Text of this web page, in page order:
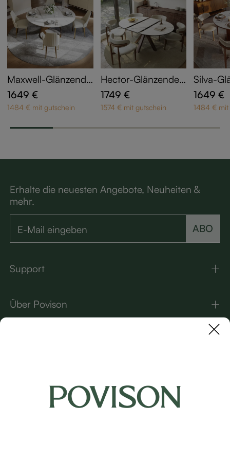
Maxwell-Glänzende
r gesinterter Stein E
sstische
1649 €
1484 € mit gutschein
Hector-Glänzender
gesinterter Stein Ex
tendable Dining Tab
1749 €
1574 € mit gutschein
Silva-
ische
1649 €
1484 €
Erhalte die neuesten Angebote, Neuheiten &
mehr.
ABO
Support
Über Povison
UNSERE MARKEN